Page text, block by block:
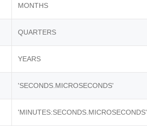
MONTHS
QUARTERS
YEARS
'SECONDS.MICROSECONDS'
'MINUTES:SECONDS.MICROSECONDS'